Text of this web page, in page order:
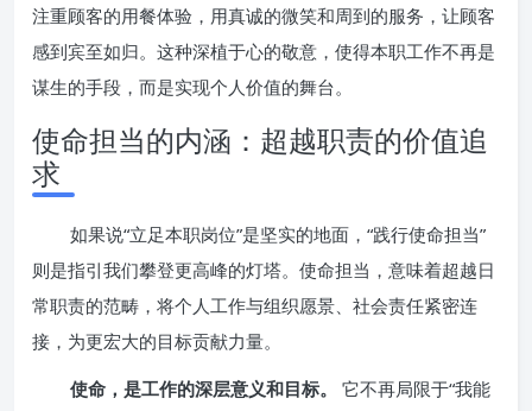
注重顾客的用餐体验，用真诚的微笑和周到的服务，让顾客
感到宾至如归。这种深植于心的敬意，使得本职工作不再是
谋生的手段，而是实现个人价值的舞台。
使命担当的内涵：超越职责的价值追
求
如果说“立足本职岗位”是坚实的地面，“践行使命担当”
则是指引我们攀登更高峰的灯塔。使命担当，意味着超越日
常职责的范畴，将个人工作与组织愿景、社会责任紧密连
接，为更宏大的目标贡献力量。
使命，是工作的深层意义和目标。
它不再局限于“我能